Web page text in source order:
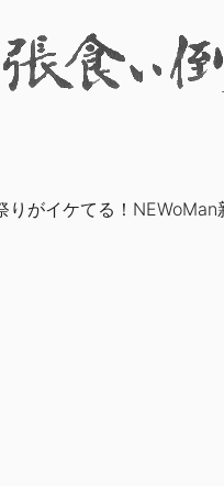
がイケてる！